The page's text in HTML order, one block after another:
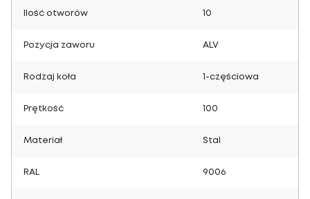
Ilość otworów 10
Pozycja zaworu ALV
Rodzaj koła 1-częściowa
Prętkość 100
Materiał Stal
RAL 9006